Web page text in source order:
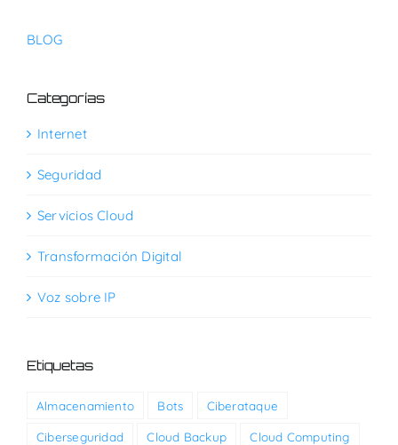
BLOG
Categorías
Internet
Seguridad
Servicios Cloud
Transformación Digital
Voz sobre IP
Etiquetas
Almacenamiento Bots Ciberataque
Ciberseguridad Cloud Backup Cloud Computing